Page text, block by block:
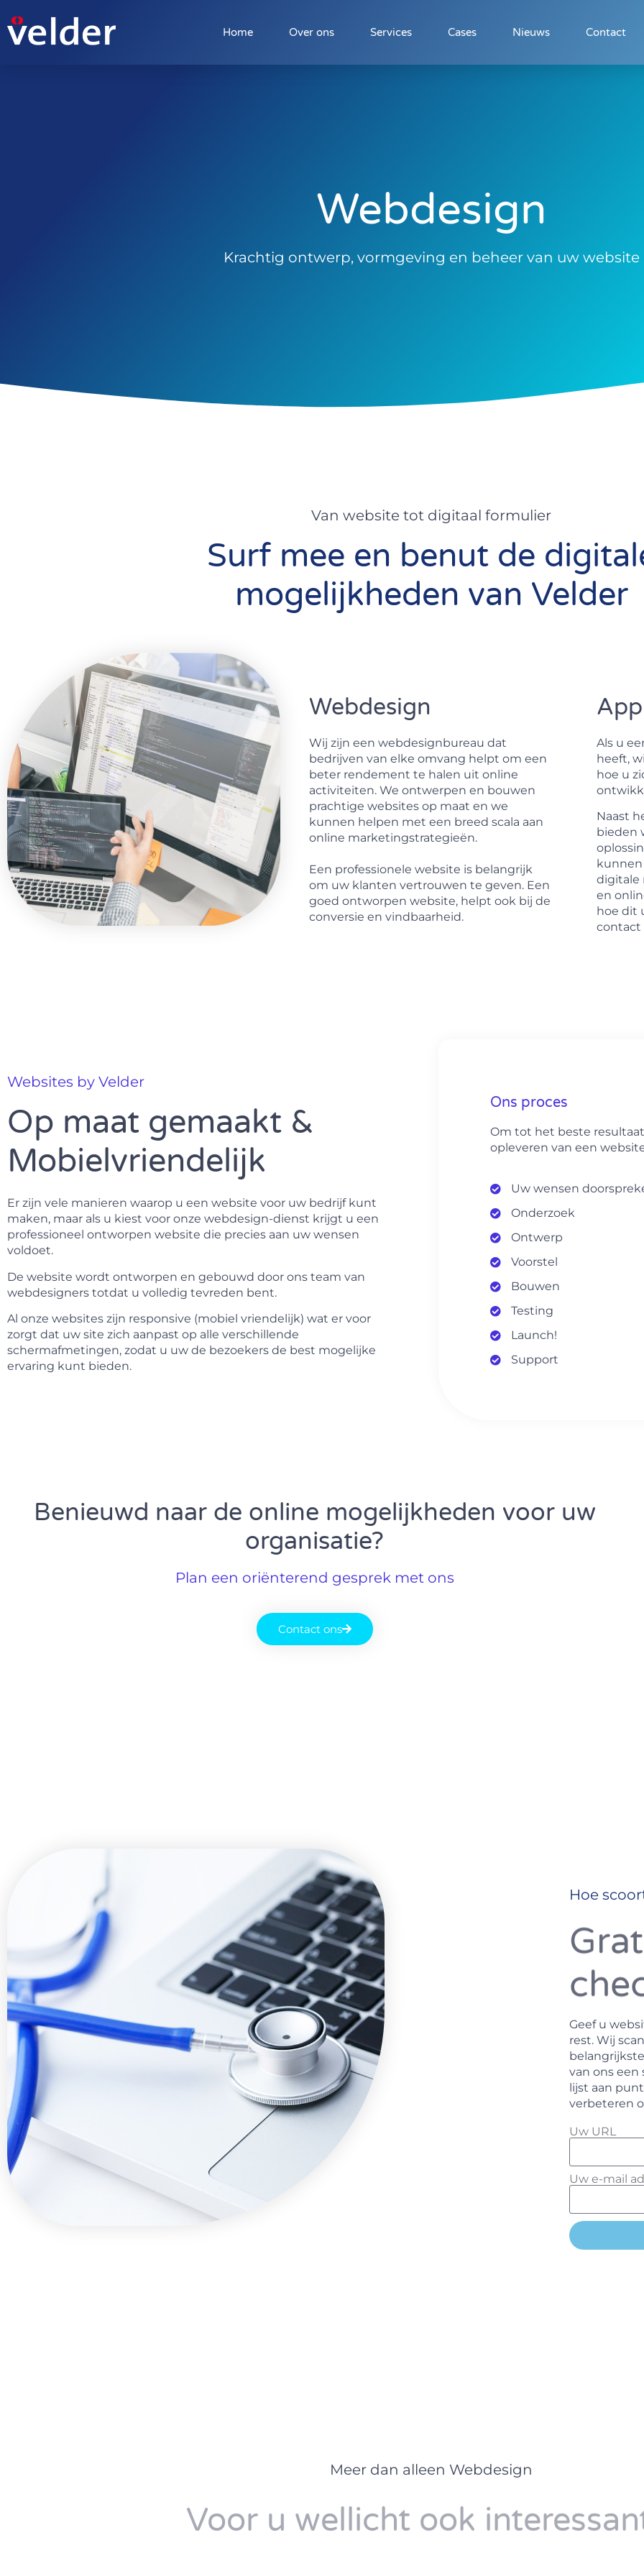
Home Over ons Services Cases Nieuws Contact
Webdesign
Webdesign
Krachtig ontwerp, vormgeving en beheer van uw website
Van website tot digitaal formulier
Surf mee en benut de
mogelijkheden van Velder
Webdesign
Wij zijn een webdesignbureau dat
bedrijven van elke omvang helpt om een
beter rendement te halen uit online
activiteiten. We ontwerpen en bouwen
prachtige websites op maat en we
kunnen helpen met een breed scala aan
online marketingstrategieën.
Een professionele website is belangrijk
om uw klanten vertrouwen te geven. Een
goed ontworpen website, helpt ook bij de
conversie en vindbaarheid.
Als u
heeft,
hoe u
Naast
bieden
kunnen
digitale
en
hoe dit
contact
Websites by Velder
Op maat gemaakt &
Mobielvriendelijk
Er zijn vele manieren waarop u een website voor uw bedrijf kunt
maken, maar als u kiest voor onze webdesign-dienst krijgt u een
professioneel ontworpen website die precies aan uw wensen
voldoet.
De website wordt ontworpen en gebouwd door ons team van
webdesigners totdat u volledig tevreden bent.
Al onze websites zijn responsive (mobiel vriendelijk) wat er voor
zorgt dat uw site zich aanpast op alle verschillende
schermafmetingen, zodat u uw de bezoekers de best mogelijke
ervaring kunt bieden.
Ons proces
Om tot het beste
opleveren van een
Uw wensen
Onderzoek
Ontwerp
Voorstel
Bouwen
Testing
Launch!
Support
Benieuwd naar de online mogelijkheden voor uw
organisatie?
Plan een oriënterend gesprek met ons
Contact ons
Hoe
Geef u
rest. Wij
van ons een
lijst aan
verbeteren
Uw URL
Uw e-mail
Meer dan alleen Webdesign
Voor u wellicht ook